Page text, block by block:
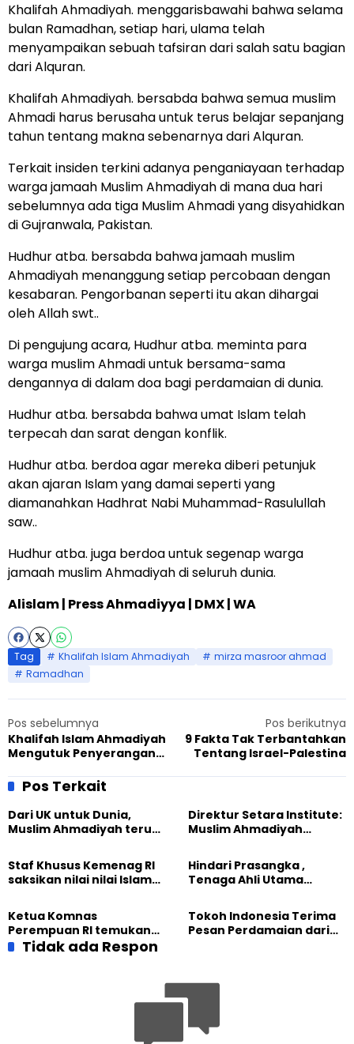
Khalifah Ahmadiyah. menggarisbawahi bahwa selama
bulan Ramadhan, setiap hari, ulama telah
menyampaikan sebuah tafsiran dari salah satu bagian
dari Alquran.
Khalifah Ahmadiyah. bersabda bahwa semua muslim
Ahmadi harus berusaha untuk terus belajar sepanjang
tahun tentang makna sebenarnya dari Alquran.
Terkait insiden terkini adanya penganiayaan terhadap
warga jamaah Muslim Ahmadiyah di mana dua hari
sebelumnya ada tiga Muslim Ahmadi yang disyahidkan
di Gujranwala, Pakistan.
Hudhur atba. bersabda bahwa jamaah muslim
Ahmadiyah menanggung setiap percobaan dengan
kesabaran. Pengorbanan seperti itu akan dihargai
oleh Allah swt..
Di pengujung acara, Hudhur atba. meminta para
warga muslim Ahmadi untuk bersama-sama
dengannya di dalam doa bagi perdamaian di dunia.
Hudhur atba. bersabda bahwa umat Islam telah
terpecah dan sarat dengan konflik.
Hudhur atba. berdoa agar mereka diberi petunjuk
akan ajaran Islam yang damai seperti yang
diamanahkan Hadhrat Nabi Muhammad-Rasulullah
saw..
Hudhur atba. juga berdoa untuk segenap warga
jamaah muslim Ahmadiyah di seluruh dunia.
Alislam| Press Ahmadiyya | DMX | WA
Tag Khalifah Islam Ahmadiyah
mirza masroor ahmad
Ramadhan
Pos sebelumnya
Khalifah Islam Ahmadiyah
Mengutuk Penyerangan
Pos berikutnya
9 Fakta Tak Terbantahkan
Tentang Israel-Palestina
Pos Terkait
Dari UK untuk Dunia,
Muslim Ahmadiyah terus
Kemanusiaan Global
Direktur Setara Institute:
Muslim Ahmadiyah
Dunia dari “Infrastruktur
Kemanusiaan”
Staf Khusus Kemenag RI
saksikan nilai nilai Islam
Internasional Muslim
Ahmadiyah UK 2026
Hindari Prasangka ,
Tenaga Ahli Utama
fakta langsung
kehidupan Muslim
Ahmadiyah di Inggris
Ketua Komnas
Perempuan RI temukan
optimisme
Tokoh Indonesia Terima
Pesan Perdamaian dari
Tidak ada Respon